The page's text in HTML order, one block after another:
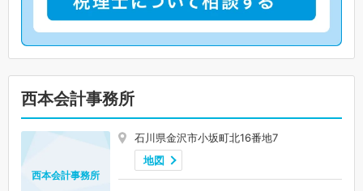
西本会計事務所
石川県金沢市小坂町北16番地7
地図
西本会計事務所